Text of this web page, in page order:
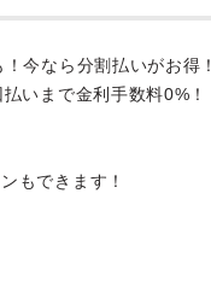
今なら分割払いがお得！
いまで金利手数料0%！
もできます！